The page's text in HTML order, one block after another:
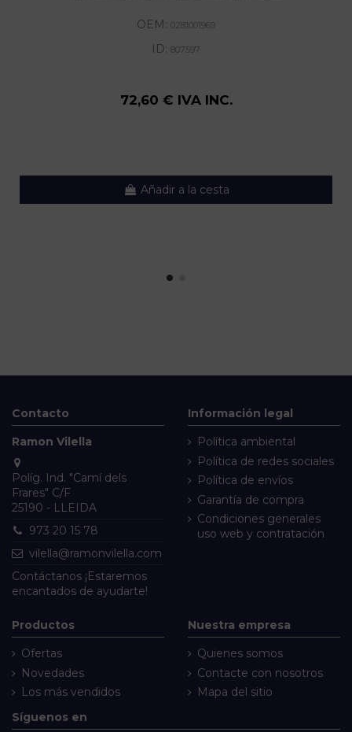
OEM: 0281001969
ID: 807597
72,60 € IVA INC.
Añadir a la cesta
Contacto
Ramon Vilella
Políg. Ind. "Camí dels
Frares" C/F
25190 - LLEIDA
973 20 15 78
vilella@ramonvilella.com
Contáctanos ¡Estaremos
encantados de ayudarte!
Información legal
Política ambiental
Política de redes sociales
Política de envíos
Garantía de compra
Condiciones generales
uso web y contratación
Productos
Ofertas
Novedades
Los más vendidos
Nuestra empresa
Quienes somos
Contacte con nosotros
Mapa del sitio
Síguenos en